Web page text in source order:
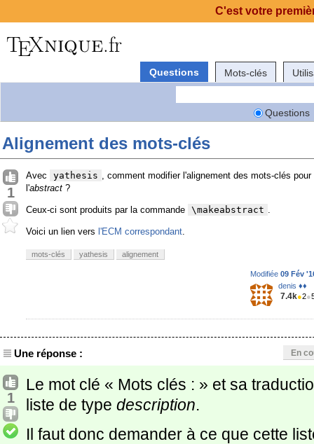
Questions Mots-clés
Questions
Alignement des mots-clés
1
Avec yathesis , comment modifier l'alignement des mots-clés
l'abstract ?
Ceux-ci sont produits par la commande \makeabstract .
Voici un lien vers l'ECM correspondant.
mots-clés yathesis alignement
Modifiée 09 Fév
denis ♦♦
7.4k●2●
Une réponse : En
1
Le mot clé « Mots clés : » et sa
liste de type description.
Il faut donc demander à ce que cette
C'est votre